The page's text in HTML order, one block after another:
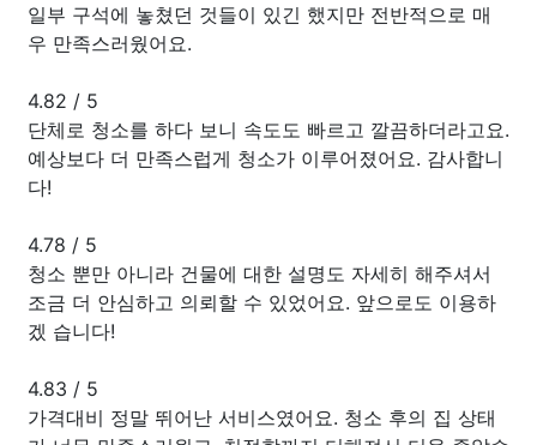
일부 구석에 놓쳤던 것들이 있긴 했지만 전반적으로 매
우 만족스러웠어요.
4.82 / 5
단체로 청소를 하다 보니 속도도 빠르고 깔끔하더라고요.
예상보다 더 만족스럽게 청소가 이루어졌어요. 감사합니
다!
4.78 / 5
청소 뿐만 아니라 건물에 대한 설명도 자세히 해주셔서
조금 더 안심하고 의뢰할 수 있었어요. 앞으로도 이용하
겠 습니다!
4.83 / 5
가격대비 정말 뛰어난 서비스였어요. 청소 후의 집 상태